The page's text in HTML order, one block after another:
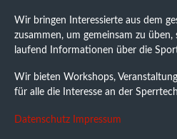
Wir bringen Interessierte aus dem
zusammen, um gemeinsam zu üben,
laufend Informationen über die
Wir bieten Workshops,
für alle die Interesse an der
Datenschutz Impressum